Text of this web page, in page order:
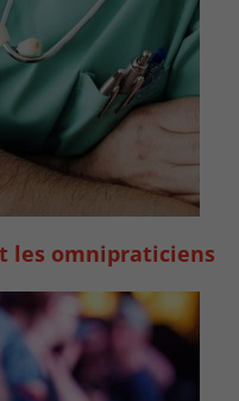
les omnipraticiens